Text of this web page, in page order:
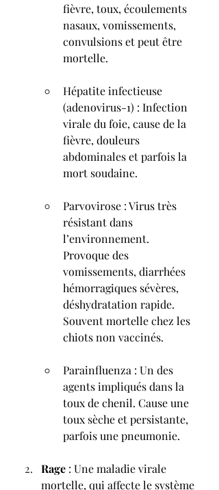
fièvre, toux, écoulements
nasaux, vomissements,
convulsions et peut être
mortelle.
Hépatite infectieuse
(adenovirus-1) : Infection
virale du foie, cause de la
fièvre, douleurs
abdominales et parfois la
mort soudaine.
Parvovirose : Virus très
résistant dans
l’environnement.
Provoque des
vomissements, diarrhées
hémorragiques sévères,
déshydratation rapide.
Souvent mortelle chez les
chiots non vaccinés.
Parainfluenza : Un des
agents impliqués dans la
toux de chenil. Cause une
toux sèche et persistante,
parfois une pneumonie.
Rage : Une maladie virale
mortelle, qui affecte le système